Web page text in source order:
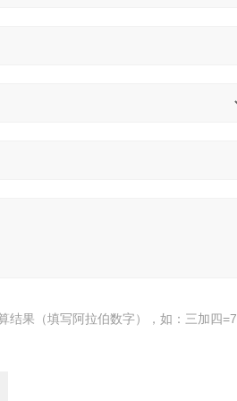
结果（填写阿拉伯数字），如：三加四=7